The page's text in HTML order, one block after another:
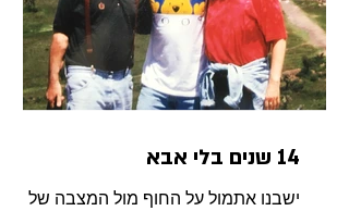
14 שנים בלי אבא
ישבנו אתמול על החוף מול המצבה של